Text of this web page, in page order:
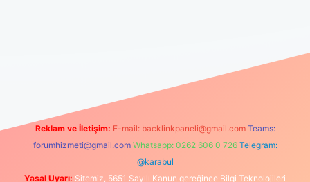
betexper güncel giriş
Reklam ve İletişim: E-mail: backlinkpaneli@gmail.com Teams:
forumhizmeti@gmail.com Whatsapp: 0262 606 0 726 Telegram:
@karabul
Yasal Uyarı: Sitemiz, 5651 Sayılı Kanun gereğince Bilgi Teknolojileri